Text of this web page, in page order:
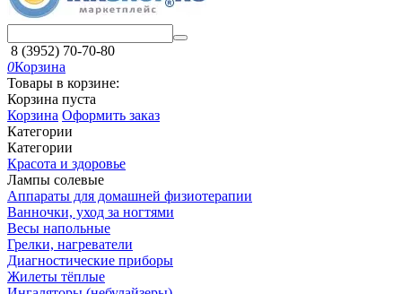
8 (3952) 70-70-80
0Корзина
Товары в корзине:
Корзина пуста
Корзина Оформить заказ
Категории
Категории
Красота и здоровье
Лампы солевые
Аппараты для домашней физиотерапии
Ванночки, уход за ногтями
Весы напольные
Грелки, нагреватели
Диагностические приборы
Жилеты тёплые